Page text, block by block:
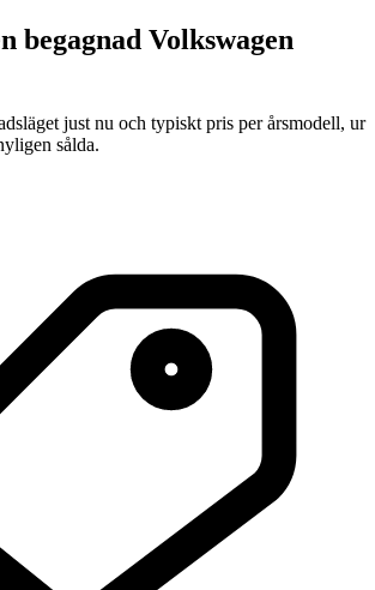
begagnad Volkswagen
just nu och typiskt pris per årsmodell, ur
sålda.